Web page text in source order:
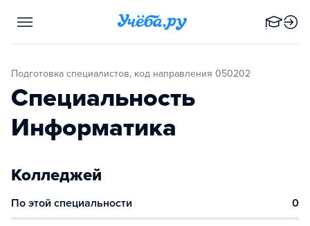
Подготовка специалистов, код направления 050202
Специальность
Информатика
Колледжей
По этой специальности 0